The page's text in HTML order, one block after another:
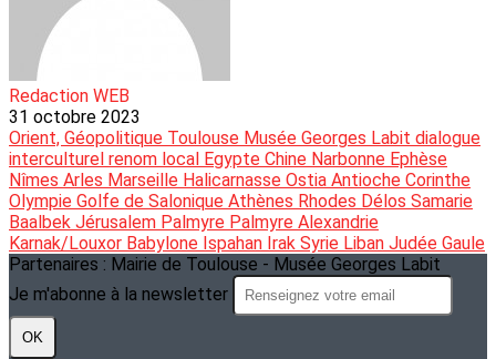
Redaction WEB
31 octobre 2023
Orient, Géopolitique Toulouse Musée Georges Labit dialogue
interculturel renom local Egypte Chine Narbonne Ephèse
Nîmes Arles Marseille Halicarnasse Ostia Antioche Corinthe
Olympie Golfe de Salonique Athènes Rhodes Délos Samarie
Baalbek Jérusalem Palmyre Palmyre Alexandrie
Karnak/Louxor Babylone Ispahan Irak Syrie Liban Judée Gaule
Partenaires : Mairie de Toulouse - Musée Georges Labit
Je m'abonne à la newsletter
OK